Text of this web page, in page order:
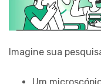
Imagine sua
Um